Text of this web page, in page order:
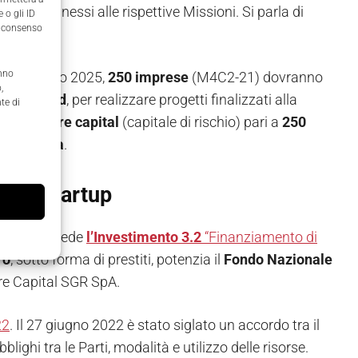
o gli ID
di
connessi alle rispettive Missioni. Si parla di
giugno 2025,250 imprese (M4C2-21) dovranno
Fund, per realizzare progetti finalizzati alla
venture capital (capitale di rischio) pari a 250
ecologica.
di startup
prevede l’Investimento 3.2“Finanziamento di
, sotto forma di prestiti, potenzia il Fondo Nazionale
Capital SGR SpA.
. Il 27 giugno 2022 è stato siglato un accordo tra il
tra le Parti, modalità e utilizzo delle risorse.